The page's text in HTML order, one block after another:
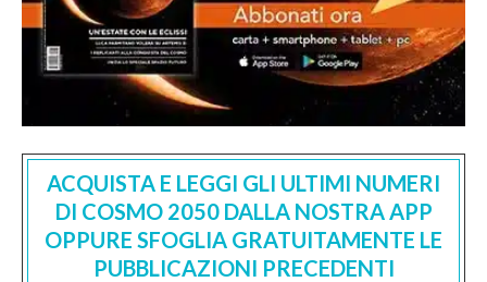
ACQUISTA E LEGGI GLI ULTIMI NUMERI
DI COSMO 2050 DALLA NOSTRA APP
OPPURE SFOGLIA GRATUITAMENTE LE
PUBBLICAZIONI PRECEDENTI